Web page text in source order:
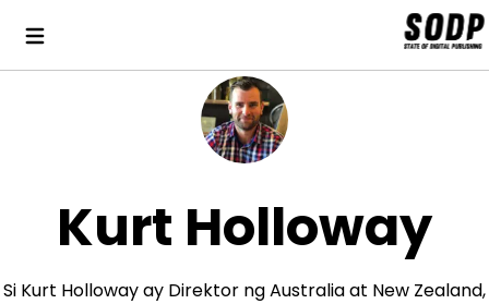
Kurt Holloway
Si Kurt Holloway ay Direktor ng Australia at New Zealand,